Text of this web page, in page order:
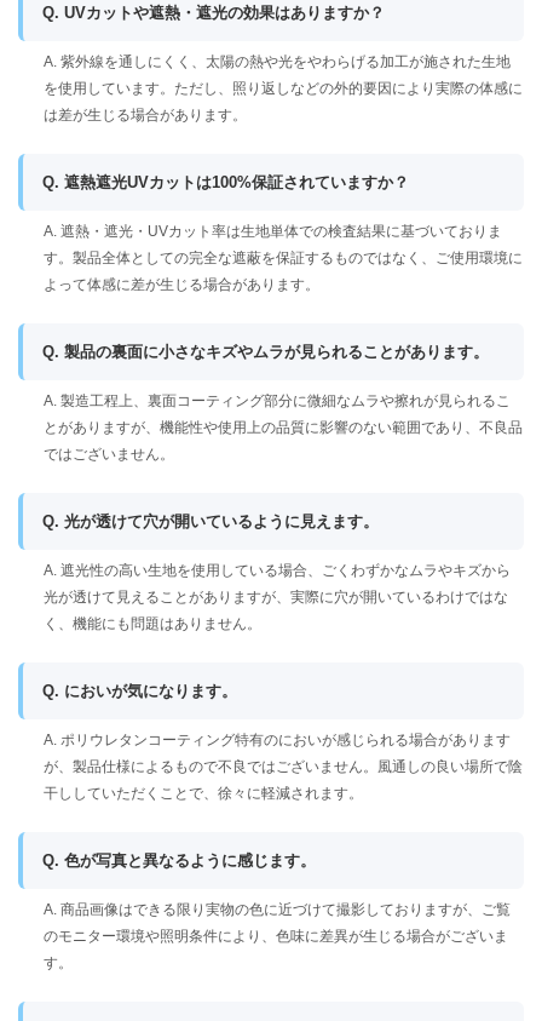
Q. UVカットや遮熱・遮光の効果はありますか？
A. 紫外線を通しにくく、太陽の熱や光をやわらげる加工が施された生地
を使用しています。ただし、照り返しなどの外的要因により実際の体感に
は差が生じる場合があります。
Q. 遮熱遮光UVカットは100%保証されていますか？
A. 遮熱・遮光・UVカット率は生地単体での検査結果に基づいておりま
す。製品全体としての完全な遮蔽を保証するものではなく、ご使用環境に
よって体感に差が生じる場合があります。
Q. 製品の裏面に小さなキズやムラが見られることがあります。
A. 製造工程上、裏面コーティング部分に微細なムラや擦れが見られるこ
とがありますが、機能性や使用上の品質に影響のない範囲であり、不良品
ではございません。
Q. 光が透けて穴が開いているように見えます。
A. 遮光性の高い生地を使用している場合、ごくわずかなムラやキズから
光が透けて見えることがありますが、実際に穴が開いているわけではな
く、機能にも問題はありません。
Q. においが気になります。
A. ポリウレタンコーティング特有のにおいが感じられる場合があります
が、製品仕様によるもので不良ではございません。風通しの良い場所で陰
干ししていただくことで、徐々に軽減されます。
Q. 色が写真と異なるように感じます。
A. 商品画像はできる限り実物の色に近づけて撮影しておりますが、ご覧
のモニター環境や照明条件により、色味に差異が生じる場合がございま
す。